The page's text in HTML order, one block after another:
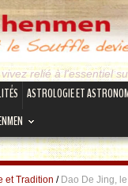
relié à l'essentiel
ASTROLOGIE ET
et Tradition / Dao De Jing,